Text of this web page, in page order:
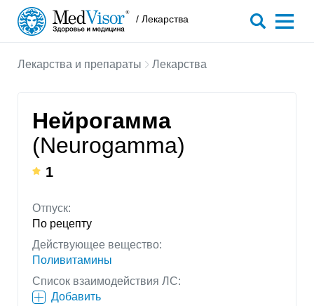
/ Лекарства
Лекарства и препараты Лекарства
Нейрогамма
(Neurogamma)
1
Отпуск:
По рецепту
Действующее вещество:
Поливитамины
Список взаимодействия ЛС:
Добавить